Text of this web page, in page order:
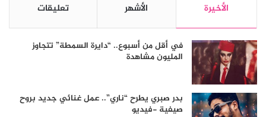
الأخيرة الأشهر تعليقات
في أقل من أسبوع.. “دايرة السمطة” تتجاوز
المليون مشاهدة
بدر صبري يطرح “ناري”.. عمل غنائي جديد بروح
صيفية -فيديو